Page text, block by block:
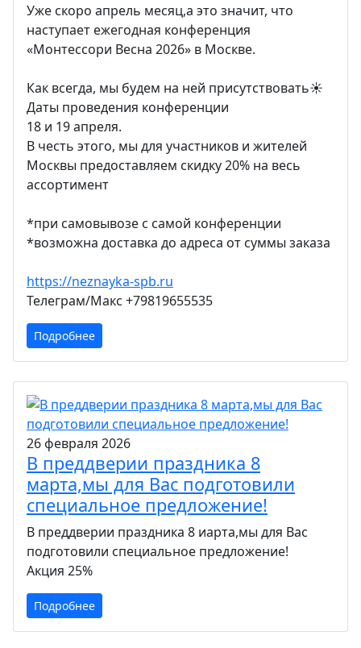
Уже скоро апрель месяц,а это значит, что
наступает ежегодная конференция
«Монтессори Весна 2026» в Москве.
Как всегда, мы будем на ней присутствовать☀️
Даты проведения конференции
18 и 19 апреля.
В честь этого, мы для участников и жителей
Москвы предоставляем скидку 20% на весь
ассортимент
*при самовывозе с самой конференции
*возможна доставка до адреса от суммы заказа
https://neznayka-spb.ru
Телеграм/Макс +79819655535
Подробнее
26 февраля 2026
В преддверии праздника 8
марта,мы для Вас подготовили
специальное предложение!
В преддверии праздника 8 иарта,мы для Вас
подготовили специальное предложение!
Акция 25%
Подробнее